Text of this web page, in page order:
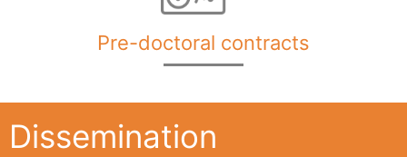
Pre-doctoral contracts
Dissemination